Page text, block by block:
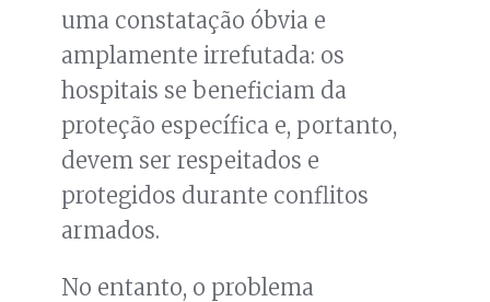
uma constatação óbvia e
amplamente irrefutada: os
hospitais se beneficiam da
proteção específica e, portanto,
devem ser respeitados e
protegidos durante conflitos
armados.
No entanto, o problema